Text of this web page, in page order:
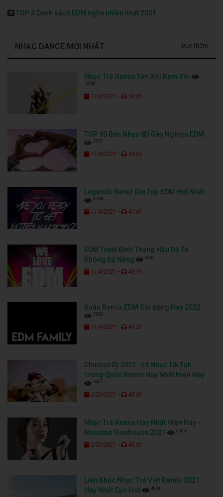
TOP 3 Danh sách EDM nghe nhiều nhất 2021
NHẠC DANCE MỚI NHẤT Đọc thêm
Nhạc Trẻ Remix Yến Xôi Kem Xôi
3568
11/4/2021 - 50:55
TOP 10 Bản Nhạc 8D Gây Nghiện EDM
3815
11/4/2021 - 33:03
Legends Never Die Top EDM Hot Nhất
3264
11/4/2021 - 41:49
EDM Tuyệt Đỉnh Thằng Hầu Độ Ta
Không Độ Nàng
3492
11/4/2021 - 45:11
Xuân Remix EDM Sôi Động Hay 2022
3928
11/4/2021 - 45:29
Chinese Dj 2021 - Lk Nhạc Tik Tok
Trung Quốc Remix Hay Nhất Hiện Nay
6451
2/23/2021 - 40:00
Nhạc Trẻ Remix Hay Nhất Hiện Nay -
Nonstop Vinahouse 2021
5209
2/20/2021 - 43:00
Liên Khúc Nhạc Trẻ Việt Remix 2021
Hay Nhất Cực Hot
4991